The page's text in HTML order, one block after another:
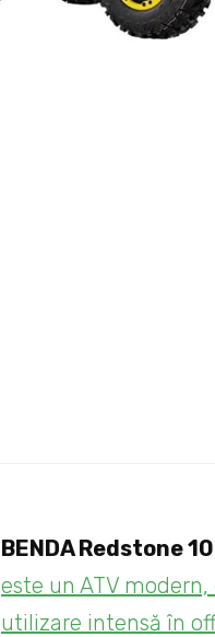
BENDA Redstone
este un ATV
utilizare intensă în